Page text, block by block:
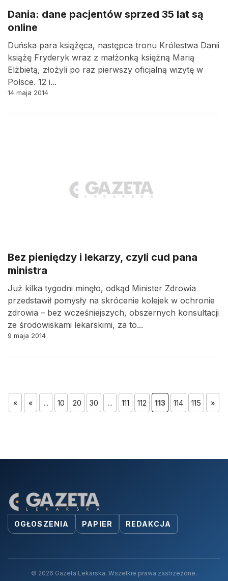
Dania: dane pacjentów sprzed 35 lat są
online
Duńska para książęca, następca tronu Królestwa Danii
książę Fryderyk wraz z małżonką księżną Marią
Elżbietą, złożyli po raz pierwszy oficjalną wizytę w
Polsce. 12 i...
14 maja 2014
Bez pieniędzy i lekarzy, czyli cud pana
ministra
Już kilka tygodni minęło, odkąd Minister Zdrowia
przedstawił pomysły na skrócenie kolejek w ochronie
zdrowia – bez wcześniejszych, obszernych konsultacji
ze środowiskami lekarskimi, za to...
9 maja 2014
« « ... 10 20 30 ... 111 112 113 114 115 »
OGŁOSZENIA PAPIER REDAKCJA
© 2026 Gazeta Lekarska. Wszelkie prawa zastrzeżone.